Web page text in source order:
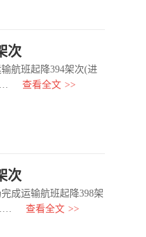
次
航班起降394架次(进
查看全文 >>
次
成运输航班起降398架
查看全文 >>